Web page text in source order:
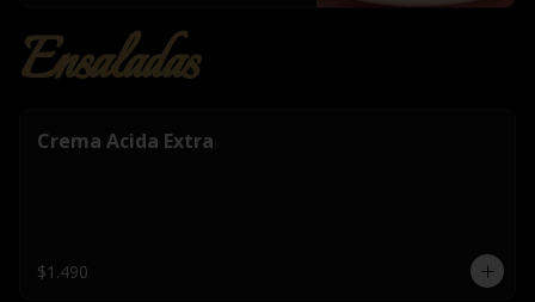
Ensaladas
Crema Acida Extra
$1.490